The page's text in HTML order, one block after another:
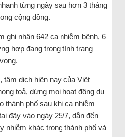
từng ngày sau hơn 3 tháng
cộng đồng.
ghi nhận 642 ca nhiễm bệnh, 6
hợp đang trong tình trạng
tâm dịch hiện nay của Việt
toả, dừng mọi hoạt động du
thành phố sau khi ca nhiễm
đây vào ngày 25/7, dẫn đến
nhiễm khác trong thành phố và